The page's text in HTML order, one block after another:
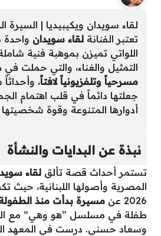
لقاء سويدان ويكيبيديا | السيرة
تعتبر الفنانة لقاء سويدان واحدة
اللواتي تميزن بموهبة فنية
التمثيل والغناء، والتي حملت في
مسرحياً وتلفزيونياً لافتاً،
جعلتها دائماً في قلب اهتمام
أدوارها المتنوعة وقوة شخصيتها
نبذة عن البدايات والنشأة
تستمر أحداث قصة تألق لقاء
المصرية وأصولها اللبنانية، حيث
2026 عن
مسيرة بدأت منذ
طفلة في مسلسل “هو وهي” مع
وسعاد حسني. درست في المعهد